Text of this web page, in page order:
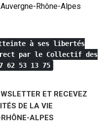
Auvergne-Rhône-Alpes
à ses libertés
par le Collectif des
62 53 13 75
ET RECEVEZ
DE LA VIE
ALPES